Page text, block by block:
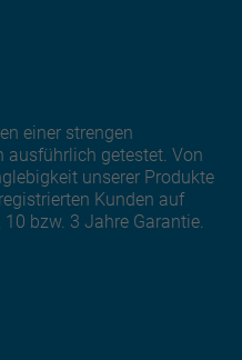
einer strengen
ausführlich getestet. Von
unserer Produkte
Kunden auf
bzw. 3 Jahre Garantie.